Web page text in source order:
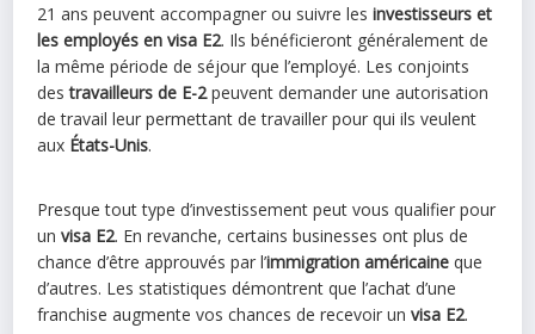
21 ans peuvent accompagner ou suivre les investisseurs et
les employés en visa E2. Ils bénéficieront généralement de
la même période de séjour que l’employé. Les conjoints
destravailleurs de E-2peuvent demander une autorisation
de travail leur permettant de travailler pour qui ils veulent
aux États-Unis.
Presque tout type d’investissement peut vous qualifier pour
unvisa E2. En revanche, certains businesses ont plus de
chance d’être approuvés par l’immigration américaine que
d’autres. Les statistiques démontrent que l’achat d’une
franchise augmente vos chances de recevoir unvisa E2.